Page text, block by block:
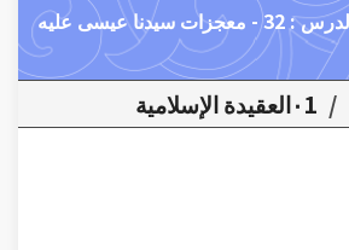
العقيدة الإسلامية - الدرس : 32 - معجزات سيدنا عيسى عليه
/ ٠1العقيدة الإسلامية